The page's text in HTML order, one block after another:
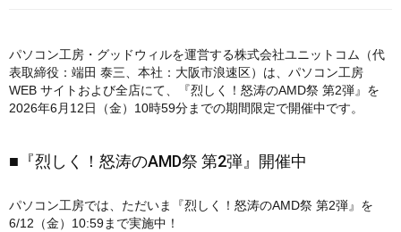
パソコン工房・グッドウィルを運営する株式会社ユニットコム（代
表取締役：端田 泰三、本社：大阪市浪速区）は、パソコン工房
WEB サイトおよび全店にて、『烈しく！怒涛のAMD祭 第2弾』を
2026年6月12日（金）10時59分までの期間限定で開催中です。
■『烈しく！怒涛のAMD祭 第2弾』開催中
パソコン工房では、ただいま『烈しく！怒涛のAMD祭 第2弾』を
6/12（金）10:59まで実施中！